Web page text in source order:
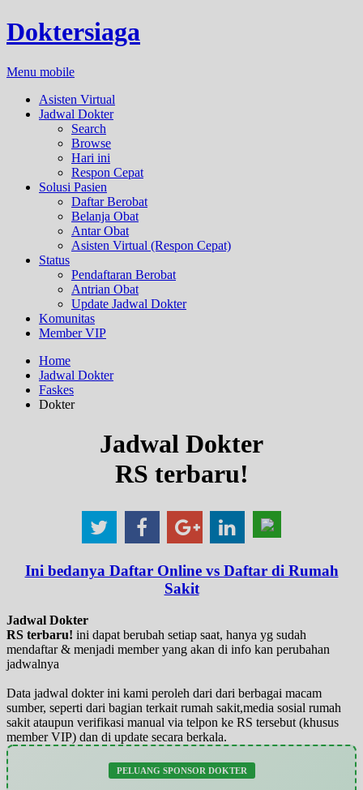
Doktersiaga
Menu mobile
Asisten Virtual
Jadwal Dokter
Search
Browse
Hari ini
Respon Cepat
Solusi Pasien
Daftar Berobat
Belanja Obat
Antar Obat
Asisten Virtual (Respon Cepat)
Status
Pendaftaran Berobat
Antrian Obat
Update Jadwal Dokter
Komunitas
Member VIP
Home
Jadwal Dokter
Faskes
Dokter
Jadwal Dokter
RS terbaru!
Ini bedanya Daftar Online vs Daftar di Rumah
Sakit
Jadwal Dokter
RS terbaru! ini dapat berubah setiap saat, hanya yg sudah
mendaftar & menjadi member yang akan di info kan perubahan
jadwalnya
Data jadwal dokter ini kami peroleh dari dari berbagai macam
sumber, seperti dari bagian terkait rumah sakit,media sosial rumah
sakit ataupun verifikasi manual via telpon ke RS tersebut (khusus
member VIP) dan di update secara berkala.
PELUANG SPONSOR DOKTER